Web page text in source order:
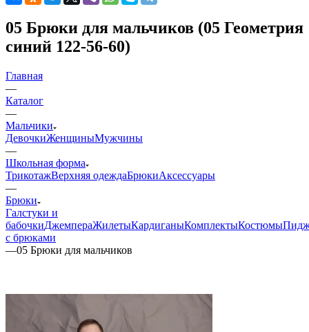
05 Брюки для мальчиков (05 Геометрия
синий 122-56-60)
Главная
—
Каталог
—
Мальчики
ДевочкиЖенщиныМужчины
—
Школьная форма
ТрикотажВерхняя одеждаБрюкиАксессуары
—
Брюки
Галстуки и
бабочкиДжемпераЖилетыКардиганыКомплектыКостюмы
с брюками
—05 Брюки для мальчиков